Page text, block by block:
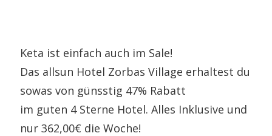
Keta ist einfach auch im Sale!
Das allsun Hotel Zorbas Village erhaltest du
sowas von günsstig 47% Rabatt
im guten 4 Sterne Hotel. Alles Inklusive und
nur 362,00€ die Woche!